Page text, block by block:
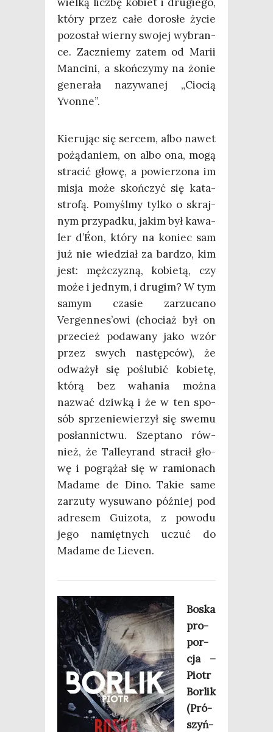
któ­ry przez całe doro­słe życie
pozo­stał wier­ny swo­jej wybran­
ce. Zacznie­my zatem od Marii
Man­ci­ni, a skoń­czy­my na żonie
gene­ra­ła nazy­wa­nej „Cio­cią
Yvonne”.
Kie­ru­jąc się ser­cem, albo nawet
pożą­da­niem, on albo ona, mogą
stra­cić gło­wę, a powie­rzo­na im
misja może skoń­czyć się kata­
stro­fą. Pomyśl­my tyl­ko o skraj­
nym przy­pad­ku, jakim był kawa­
ler d’Éon, któ­ry na koniec sam
już nie wie­dział za bar­dzo, kim
jest: męż­czy­zną, kobie­tą, czy
może i jed­nym, i dru­gim? W tym
samym cza­sie zarzu­ca­no
Vergennes’owi (cho­ciaż był on
prze­cież poda­wa­ny jako wzór
przez swych następ­ców), że
odwa­żył się poślu­bić kobie­tę,
któ­rą bez waha­nia moż­na
nazwać dziw­ką i że w ten spo­
sób sprze­nie­wie­rzył się swe­mu
posłan­nic­twu. Szep­ta­no rów­
nież, że Tal­ley­rand stra­cił gło­
wę i pogrą­żał się w ramio­nach
Mada­me de Dino. Takie same
zarzu­ty wysu­wa­no póź­niej pod
adre­sem Guizo­ta, z powo­du
jego namięt­nych uczuć do
Mada­me de Lieven.
Boska
pro­
por­
cja –
Piotr
Bor­lik
(Pró­
szyń­